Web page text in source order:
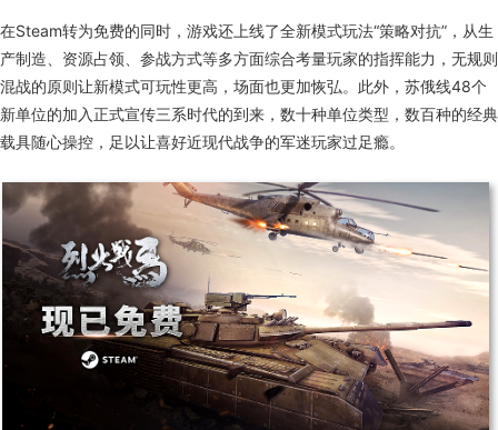
在Steam转为免费的同时，游戏还上线了全新模式玩法“策略对抗”，从生
产制造、资源占领、参战方式等多方面综合考量玩家的指挥能力，无规则
混战的原则让新模式可玩性更高，场面也更加恢弘。此外，苏俄线48个
新单位的加入正式宣传三系时代的到来，数十种单位类型，数百种的经典
载具随心操控，足以让喜好近现代战争的军迷玩家过足瘾。